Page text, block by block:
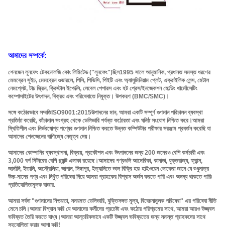
আমাদের সম্পর্কে:
শেনজেন লুনফেং টেকনোলজি কোং লিমিটেড ("লুনফেং")ছিল1995 সালে আনুমানিক, প্রধানত সমস্ত ধরণের
মেমব্রেন সুইচ, মেমব্রেন ওভারলে, পিসি, পিভিসি, পিইটি এবং অ্যালুমিনিয়াম প্লেট, এক্রাইলিক লেন্স, মেটাল
নেমপ্লেট, টাচ স্ক্রিন, ক্রিস্টাল ইপোক্সি, লেবেল পেপারস এবং হট প্রেস/ইনজেকশন মোল্ডিং থার্মোসেটিং
কম্পোসাইটের উৎপাদন, বিক্রয় এবং পরিষেবাতে নিযুক্ত। উপকরণ (BMC/SMC)।
সঙ্গে কঠোরভাবে সম্মতিISO9001:2015উত্পাদনের মান, আমরা একটি সম্পূর্ণ গুণমান পরিচালন ব্যবস্থা
প্রতিষ্ঠা করেছি, কাঁচামাল সংগ্রহ থেকে ডেলিভারি পর্যন্ত কঠোরতা এবং ঘনিষ্ঠ সংযোগ নিশ্চিত করে।আমরা
স্থিতিশীল এবং নির্ভরযোগ্য পণ্যের গুণমান নিশ্চিত করতে উন্নত কম্পিউটার পরীক্ষার সরঞ্জাম প্রবর্তন করেছি যা
আমাদের শেনজেনের বাণিজ্যে নেতৃত্ব দেয়।
আমাদের কোম্পানির ব্যবস্থাপনা, বিক্রয়, প্রকৌশল এবং উৎপাদনের জন্য 200 জনেরও বেশি কর্মচারী এবং
3,000 বর্গ মিটারের বেশি প্ল্যান্ট এলাকা রয়েছে।আমাদের পণ্যগুলি আমেরিকা, কানাডা, যুক্তরাজ্য, ফ্রান্স,
জার্মানি, ইতালি, অস্ট্রেলিয়া, জাপান, সিঙ্গাপুর, ইত্যাদিতে ভাল বিক্রি হয়৷ হাইওয়েন লোকেরা জানে যে শুধুমাত্র
উচ্চ-মানের পণ্য এবং নিখুঁত পরিষেবা দিয়ে আমরা গ্রাহকের বিশ্বাস অর্জন করতে পারি এবং অদম্য থাকতে পারি৷
প্রতিযোগিতামূলক বাজার.
আমরা সর্বদা "গুণমানের নিশ্চয়তা, সময়মত ডেলিভারি, যুক্তিসঙ্গত মূল্য, বিবেচনামূলক পরিষেবা" এর পরিষেবা নীতি
মেনে চলি।আমরা বিশ্বাস করি যে আমাদের কর্মীদের প্রচেষ্টা এবং কঠোর পরিশ্রমের সাথে, আমরা আরও উজ্জ্বল
ভবিষ্যত তৈরি করতে বাধ্য।আমরা আন্তরিকভাবে একটি উজ্জ্বল ভবিষ্যতের জন্য সমস্ত গ্রাহকদের সাথে
সহযোগিতা করার আশা করি!